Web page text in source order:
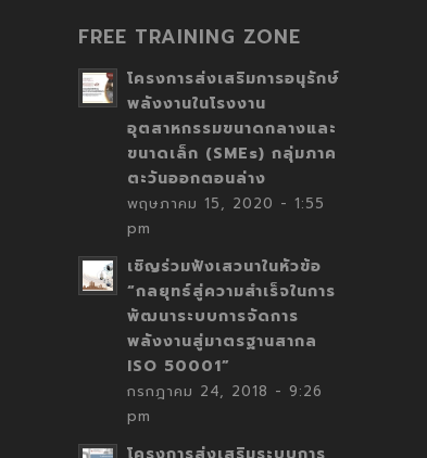
FREE TRAINING ZONE
โครงการส่งเสริมการอนุรักษ์
พลังงานในโรงงาน
อุตสาหกรรมขนาดกลางและ
ขนาดเล็ก (SMEs) กลุ่มภาค
ตะวันออกตอนล่าง
พฤษภาคม 15, 2020 - 1:55
pm
เชิญร่วมฟังเสวนาในหัวข้อ
“กลยุทธ์สู่ความสำเร็จในการ
พัฒนาระบบการจัดการ
พลังงานสู่มาตรฐานสากล
ISO 50001”
กรกฎาคม 24, 2018 - 9:26
pm